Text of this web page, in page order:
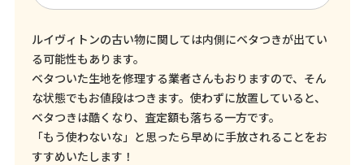
ルイヴィトンの古い物に関しては内側にベタつきが出てい
る可能性もあります。
ベタついた生地を修理する業者さんもおりますので、そん
な状態でもお値段はつきます。使わずに放置していると、
ベタつきは酷くなり、査定額も落ちる一方です。
「もう使わないな」と思ったら早めに手放されることをお
すすめいたします！